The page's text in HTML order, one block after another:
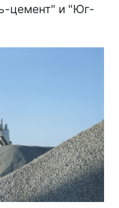
цемент" и "Юг-